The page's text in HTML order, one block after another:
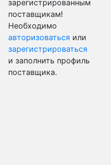
зарегистрированным
поставщикам!
Необходимо
авторизоваться или
зарегистрироваться
и заполнить профиль
поставщика.